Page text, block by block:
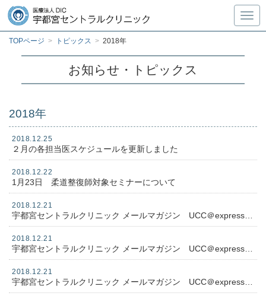
TOPページ > トピックス > 2018年
お知らせ・トピックス
2018年
2018.12.25
２月の各担当医スケジュールを更新しました
2018.12.22
1月23日 柔道整復師対象セミナーについて
2018.12.21
2018.12.21
2018.12.21